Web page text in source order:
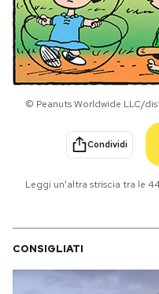
Cultura
Economia
Sport
NEWSLETTER
I MIEI PREFERITI
© Peanuts Worldwide LLC/
Condividi
Leggi un'altra striscia tra le
CONSIGLIATI